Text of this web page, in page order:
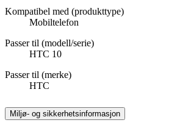
Kompatibel med (produkttype)
Mobiltelefon
Passer til (modell/serie)
HTC 10
Passer til (merke)
HTC
Miljø- og sikkerhetsinformasjon